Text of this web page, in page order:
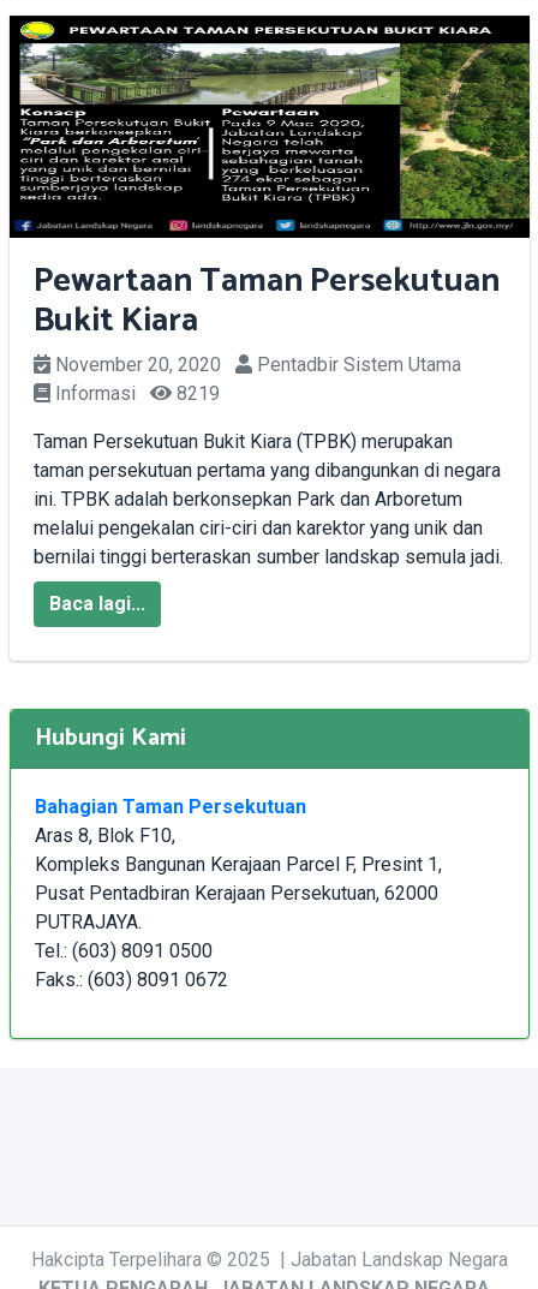
Pewartaan Taman Persekutuan
Bukit Kiara
November 20, 2020
Pentadbir Sistem Utama
Informasi
8219
Taman Persekutuan Bukit Kiara (TPBK) merupakan
taman persekutuan pertama yang dibangunkan di negara
ini. TPBK adalah berkonsepkan Park dan Arboretum
melalui pengekalan ciri-ciri dan karektor yang unik dan
bernilai tinggi berteraskan sumber landskap semula jadi.
Baca lagi...
Hubungi Kami
Bahagian Taman Persekutuan
Aras 8, Blok F10,
Kompleks Bangunan Kerajaan Parcel F, Presint 1,
Pusat Pentadbiran Kerajaan Persekutuan, 62000
PUTRAJAYA.
Tel.: (603) 8091 0500
Faks.: (603) 8091 0672
Hakcipta Terpelihara © 2025 | Jabatan Landskap Negara